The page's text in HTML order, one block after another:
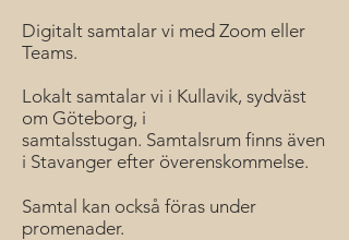
Digitalt samtalar vi med Zoom eller
Teams.
Lokalt samtalar vi i Kullavik, sydväst
om Göteborg, i
samtalsstugan. Samtalsrum finns även
i Stavanger efter överenskommelse.
Samtal kan också föras under
promenader.